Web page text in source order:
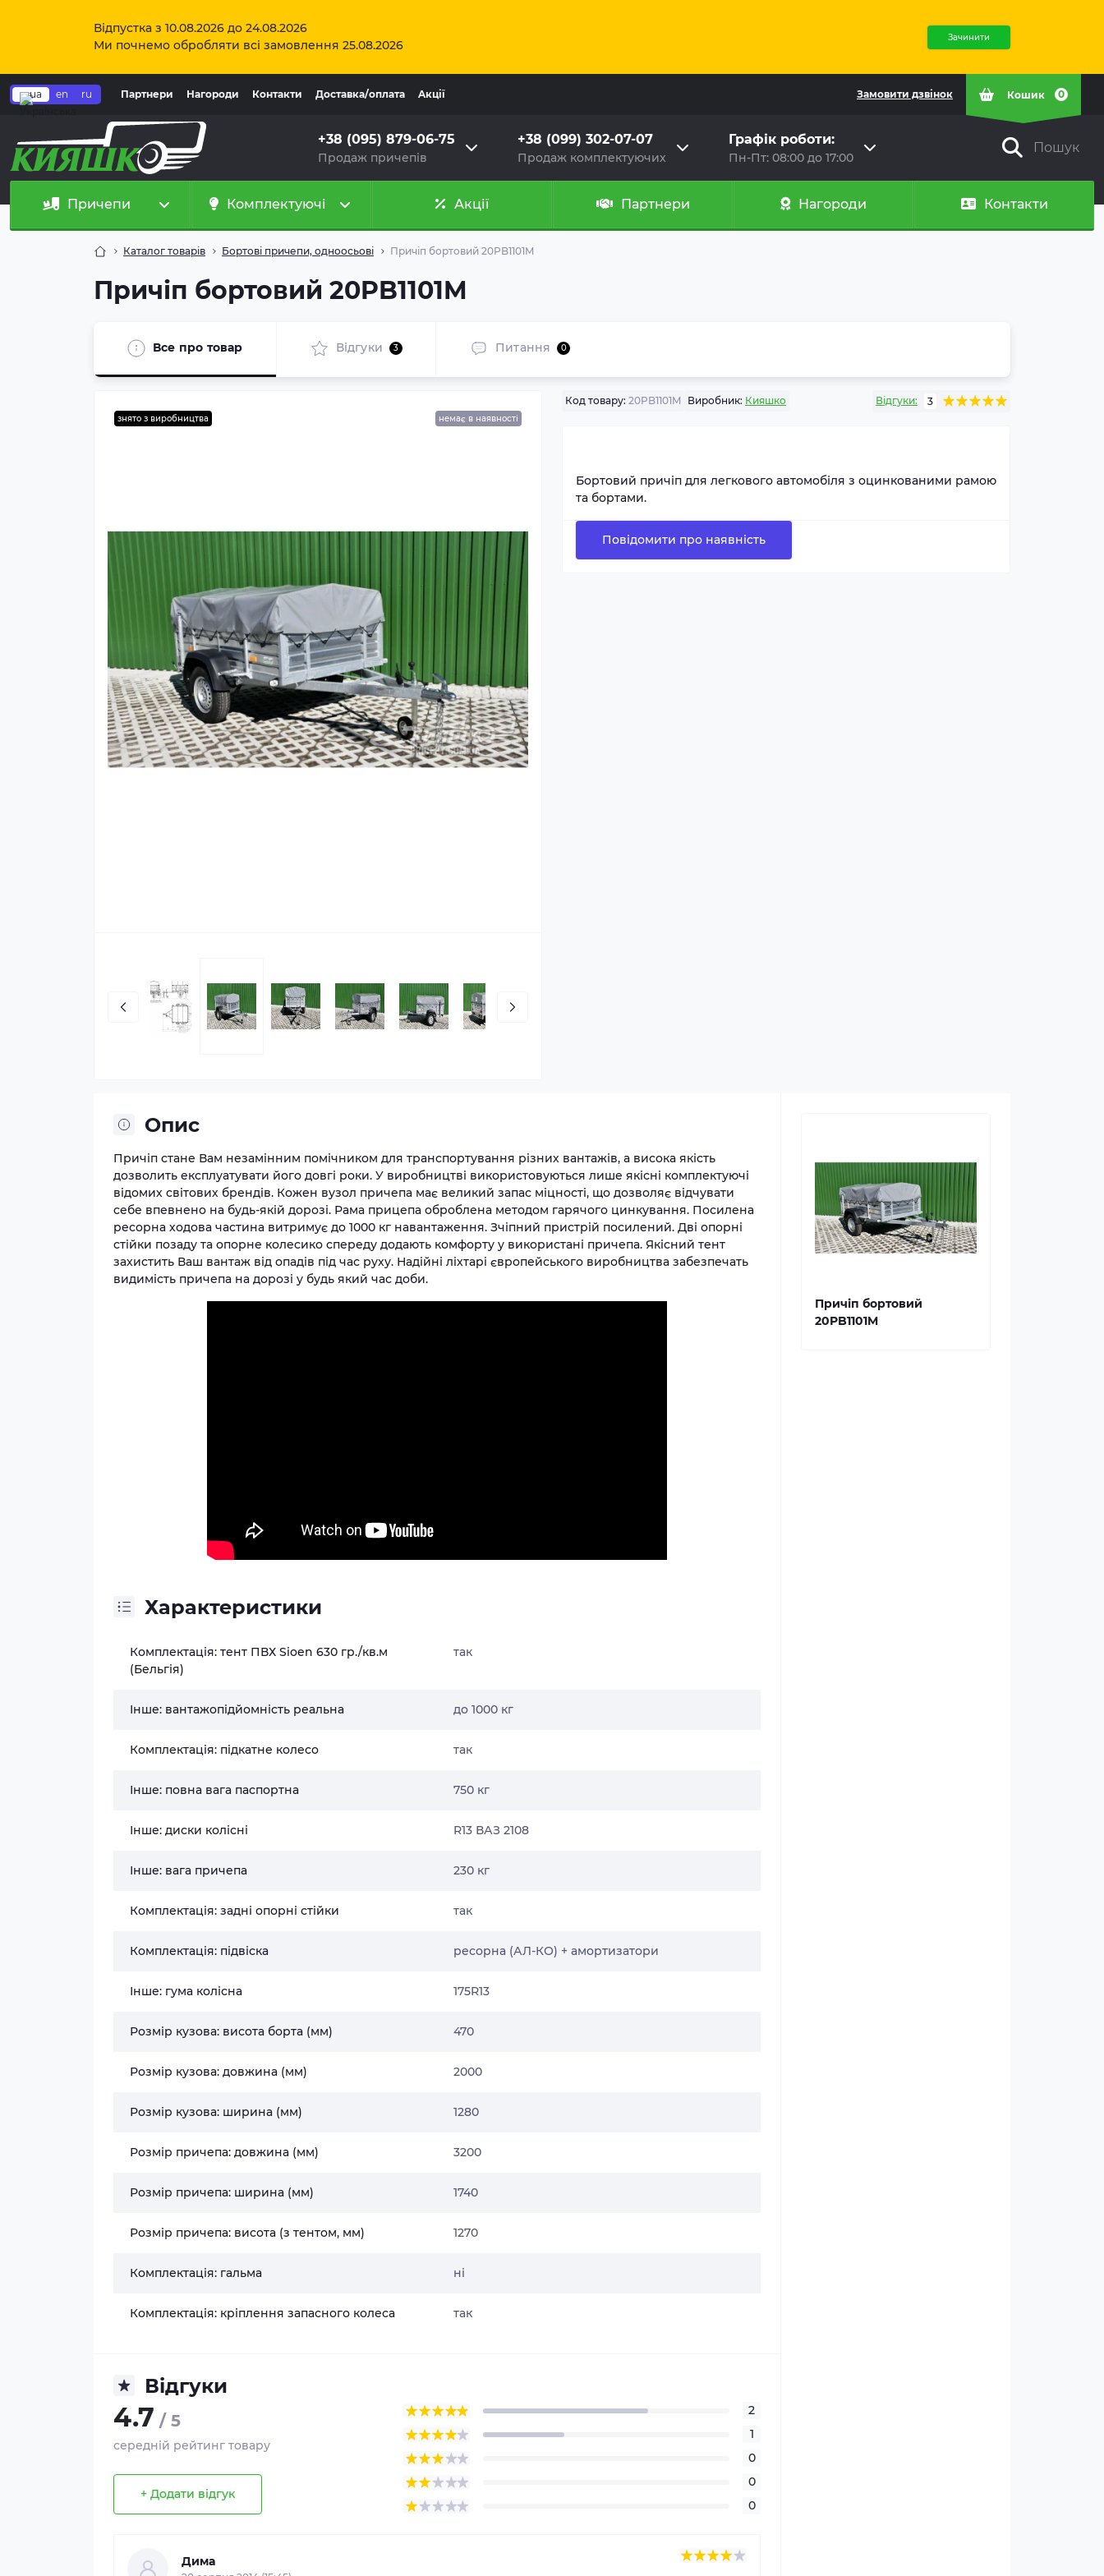
Відпустка з 10.08.2026 до 24.08.2026
Ми почнемо обробляти всі замовлення 25.08.2026
Зачинити
ua en ru Партнери Нагороди Контакти Доставка/оплата Aкції Замовити дзвінок Кошик 0
+38 (095) 879-06-75
Продаж причепів
+38 (099) 302-07-07
Продаж комплектуючих
Графік роботи:
Пн-Пт: 08:00 до 17:00
Пошук
Причепи Комплектуючі Акції Партнери Нагороди Контакти
Каталог товарів Бортові причепи, одноосьові Причіп бортовий 20PB1101M
Причіп бортовий 20PB1101M
Все про товар Відгуки 3 Питання 0
знято з виробництва немає в наявності
Код товару: 20PB1101M Виробник: Кияшко Відгуки: 3
Бортовий причіп для легкового автомобіля з оцинкованими рамою
та бортами.
Повідомити про наявність
Опис
Причіп стане Вам незамінним помічником для транспортування різних вантажів, а висока якість
дозволить експлуатувати його довгі роки. У виробництві використовуються лише якісні комплектуючі
відомих світових брендів. Кожен вузол причепа має великий запас міцності, що дозволяє відчувати
себе впевнено на будь-якій дорозі. Рама прицепа оброблена методом гарячого цинкування. Посилена
ресорна ходова частина витримує до 1000 кг навантаження. Зчіпний пристрій посилений. Дві опорні
стійки позаду та опорне колесико спереду додають комфорту у використані причепа. Якісний тент
захистить Ваш вантаж від опадів під час руху. Надійні ліхтарі європейського виробництва забезпечать
видимість причепа на дорозі у будь який час доби.
Характеристики
Комплектація: тент ПВХ Sioen 630 гр./кв.м
(Бельгія)
так
Інше: вантажопідйомність реальна до 1000 кг
Комплектація: підкатне колесо так
Інше: повна вага паспортна 750 кг
Інше: диски колісні R13 ВАЗ 2108
Інше: вага причепа 230 кг
Комплектація: задні опорні стійки так
Комплектація: підвіска ресорна (АЛ-КО) + амортизатори
Інше: гума колісна 175R13
Розмір кузова: висота борта (мм) 470
Розмір кузова: довжина (мм) 2000
Розмір кузова: ширина (мм) 1280
Розмір причепа: довжина (мм) 3200
Розмір причепа: ширина (мм) 1740
Розмір причепа: висота (з тентом, мм) 1270
Комплектація: гальма ні
Комплектація: кріплення запасного колеса так
Відгуки
4.7 / 5
середній рейтинг товару
+ Додати відгук
2
1
0
0
0
Дима
Причіп бортовий
20PB1101M